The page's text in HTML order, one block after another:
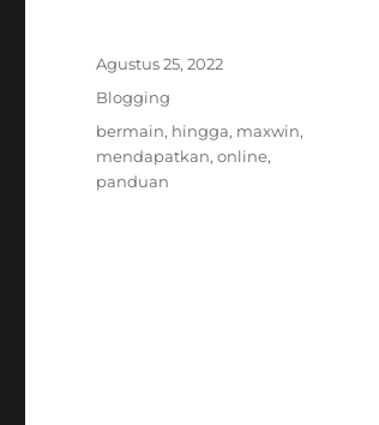
Posted
on
Agustus 25, 2022
Categories
Blogging
Tags
bermain, hingga, maxwin,
mendapatkan,online,
panduan